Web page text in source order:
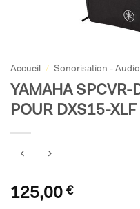
Accueil / Sonorisation - Audio
YAMAHA SPCVR-
POUR DXS15-XLF
125,00 €